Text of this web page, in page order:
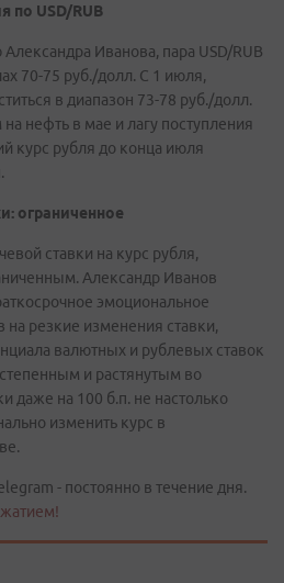
по USD/RUB
Иванова, пара USD/RUB
70-75 руб./долл. С 1 июля,
в диапазон 73-78 руб./долл.
нефть в мае и лагу поступления
курс рубля до конца июля
ограниченное
ставки на курс рубля,
Александр Иванов
эмоциональное
на резкие изменения ставки,
валютных и рублевых ставок
и растянутым во
даже на 100 б.п. не настолько
изменить курс в
- постоянно в течение дня.